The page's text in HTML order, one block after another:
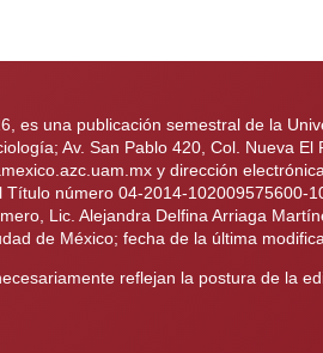
es una publicación semestral de la
Av. San Pablo 420, Col. Nueva
y dirección
número 04-2014-
Lic. Alejandra Delfina Arriaga
de México; fecha de la última
reflejan la postura de la